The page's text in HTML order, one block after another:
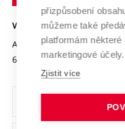
Projekty
Projekty ze strukturálních
Specifický výzkum
Univerzitní sítě
Bezpečná univerzita
Vyznamenání
Organizační struktura
Ochrana osobních údajů
VYSOKÉ UČENÍ TECHNICKÉ
Antonínská 548/1
602 00 Brno
přizpůsobení
můžeme také
platformám některé
marketingové účely.
Zjistit více